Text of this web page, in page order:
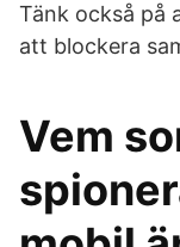
Tänk också på
att blockera
Vem